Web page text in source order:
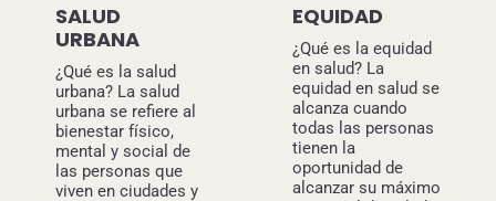
SALUD
URBANA
¿Qué es la salud
urbana? La salud
urbana se refiere al
bienestar físico,
mental y social de
las personas que
viven en ciudades y
EQUIDAD
¿Qué es la equidad
en salud? La
equidad en salud se
alcanza cuando
todas las personas
tienen la
oportunidad de
alcanzar su máximo